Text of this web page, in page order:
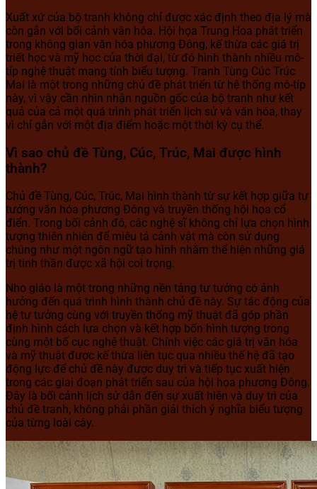
Xuất xứ của bộ tranh không chỉ được xác định theo địa lý mà
còn gắn với bối cảnh văn hóa. Hội họa Trung Hoa phát triển
trong không gian văn hóa phương Đông, kế thừa các giá trị
triết học và mỹ học của thời đại, từ đó hình thành nhiều mô-
típ nghệ thuật mang tính biểu tượng. Tranh Tùng Cúc Trúc
Mai là một trong những chủ đề phát triển từ hệ thống mô-típ
này, vì vậy cần nhìn nhận nguồn gốc của bộ tranh như kết
quả của cả một quá trình phát triển lịch sử và văn hóa, thay
vì chỉ gắn với một địa điểm hoặc một thời kỳ cụ thể.
Vì sao chủ đề Tùng, Cúc, Trúc, Mai được hình
thành?
Chủ đề Tùng, Cúc, Trúc, Mai hình thành từ sự kết hợp giữa tư
tưởng văn hóa phương Đông và truyền thống hội họa cổ
điển. Trong bối cảnh đó, các nghệ sĩ không chỉ lựa chọn hình
tượng thiên nhiên để miêu tả cảnh vật mà còn sử dụng
chúng như một ngôn ngữ tạo hình nhằm thể hiện những giá
trị tinh thần được xã hội coi trọng.
Nho giáo là một trong những nền tảng tư tưởng có ảnh
hưởng đến quá trình hình thành chủ đề này. Sự tác động của
hệ tư tưởng cùng với truyền thống mỹ thuật đã góp phần
định hình cách lựa chọn và kết hợp bốn hình tượng trong
cùng một bố cục nghệ thuật. Chính việc các giá trị văn hóa
và mỹ thuật được kế thừa liên tục qua nhiều thế hệ đã tạo
động lực để chủ đề này được duy trì và tiếp tục xuất hiện
trong các giai đoạn phát triển sau của hội họa phương Đông.
Đây là bối cảnh lịch sử dẫn đến sự xuất hiện và duy trì của
chủ đề tranh, không phải phần giải thích ý nghĩa biểu tượng
của từng loài cây.